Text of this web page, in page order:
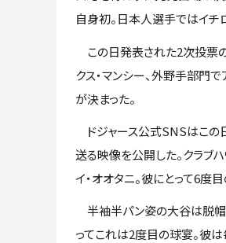
自身初。日本人選手ではイチ
この日発表された2次投票の
クス・マンシー、外野手部門
が決まった。
ドジャース公式SNSはこの
送る映像を公開した。クラブ
イ・オオタニ。彼にとって6度
半袖半パン姿の大谷は脱帽
ってこれは2度目の球宴。彼